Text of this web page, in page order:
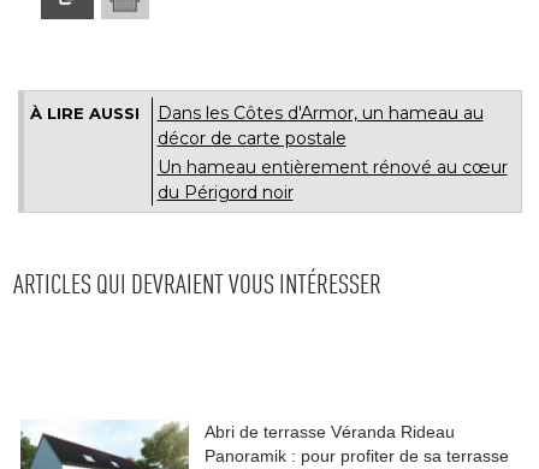
À LIRE AUSSI
Dans les Côtes d'Armor, un hameau au
décor de carte postale
Un hameau entièrement rénové au cœur
du Périgord noir
ARTICLES QUI DEVRAIENT VOUS INTÉRESSER
Abri de terrasse Véranda Rideau
Panoramik : pour profiter de sa terrasse